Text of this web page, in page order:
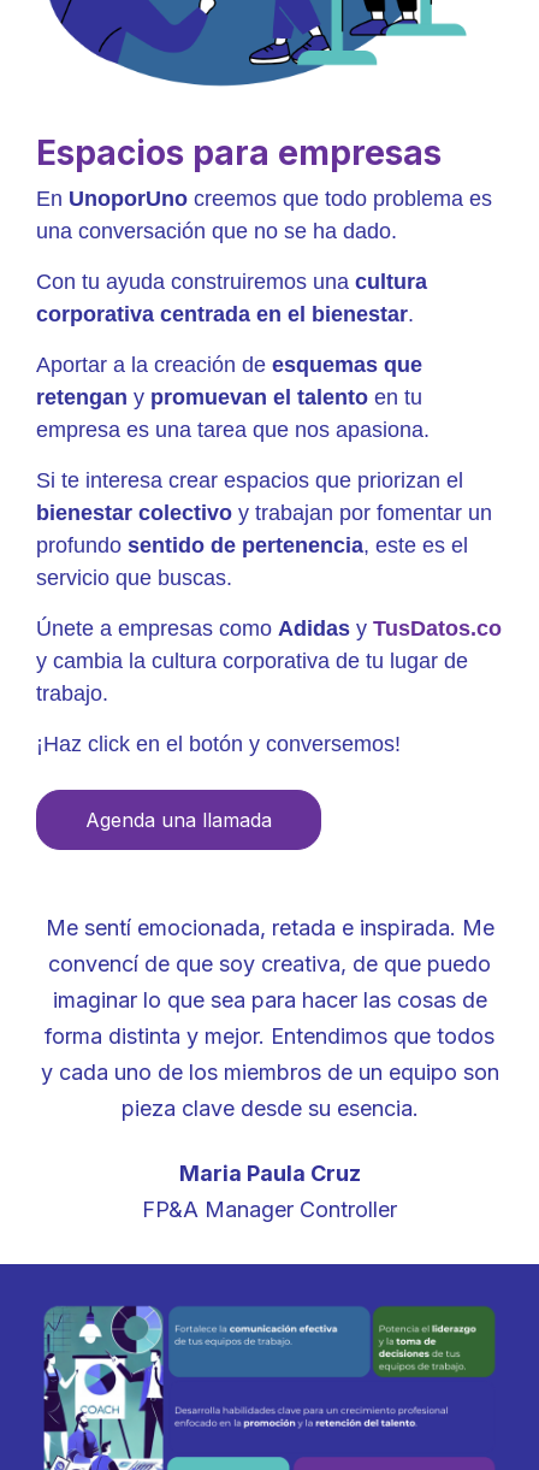
Espacios para empresas
En UnoporUno creemos que todo problema es
una conversación que no se ha dado.
Con tu ayuda construiremos una cultura
corporativa centrada en el bienestar.
Aportar a la creación de esquemas que
retengan y promuevan el talento en tu
empresa es una tarea que nos apasiona.
Si te interesa crear espacios que priorizan el
bienestar colectivo y trabajan por fomentar un
profundo sentido de pertenencia, este es el
servicio que buscas.
Únete a empresas como Adidas y TusDatos.co
y cambia la cultura corporativa de tu lugar de
trabajo.
¡Haz click en el botón y conversemos!
Agenda una llamada
Me sentí emocionada, retada e inspirada. Me
convencí de que soy creativa, de que puedo
imaginar lo que sea para hacer las cosas de
forma distinta y mejor. Entendimos que todos
y cada uno de los miembros de un equipo son
pieza clave desde su esencia.
Maria Paula Cruz
FP&A Manager Controller